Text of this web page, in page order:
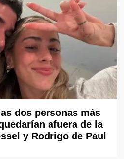
dos personas más
afuera de la
y Rodrigo de Paul